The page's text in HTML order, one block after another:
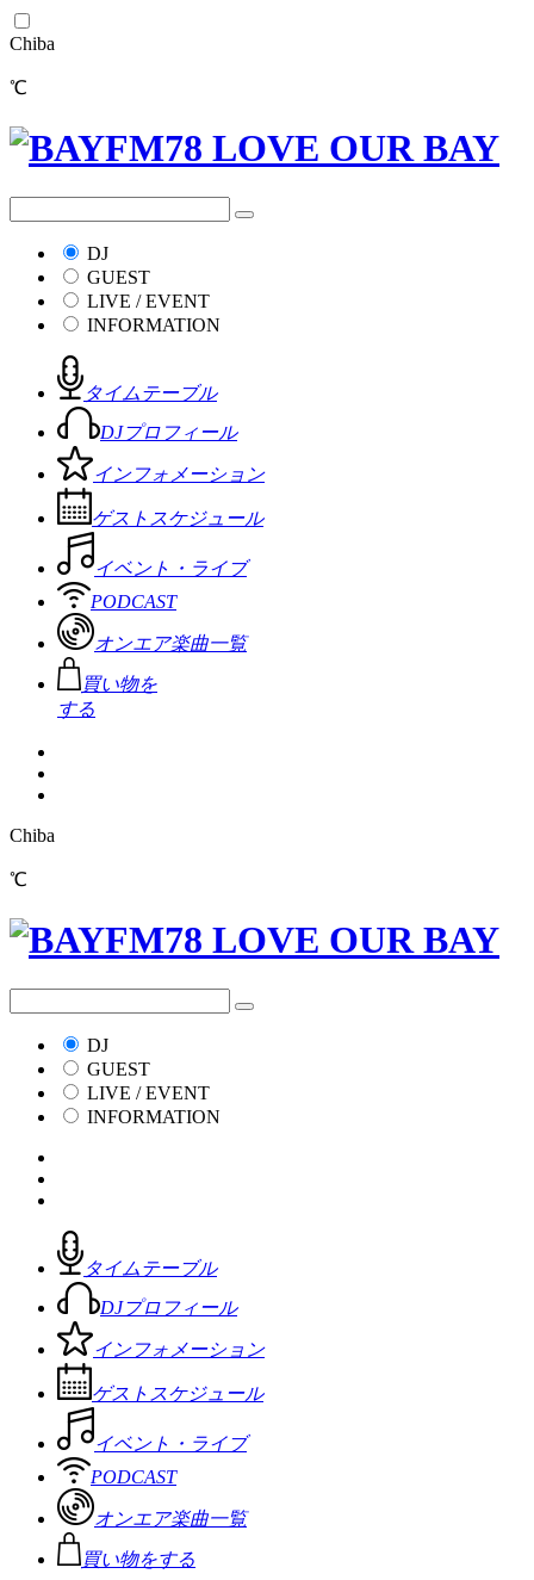
Chiba
℃
DJ
GUEST
LIVE / EVENT
INFORMATION
タイムテーブル
DJプロフィール
インフォメーション
ゲストスケジュール
イベント・ライブ
PODCAST
オンエア楽曲一覧
買い物を
する
Chiba
℃
DJ
GUEST
LIVE / EVENT
INFORMATION
タイムテーブル
DJプロフィール
インフォメーション
ゲストスケジュール
イベント・ライブ
PODCAST
オンエア楽曲一覧
買い物をする